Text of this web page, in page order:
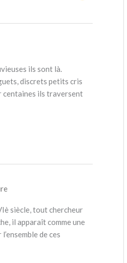
ils sont là.
discrets petits cris
centaines ils traversent
siècle, tout chercheur
il apparaît comme une
de ces